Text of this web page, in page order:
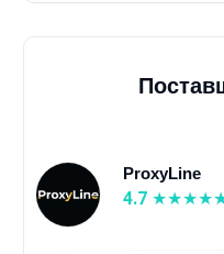
ProxyLine
4.7